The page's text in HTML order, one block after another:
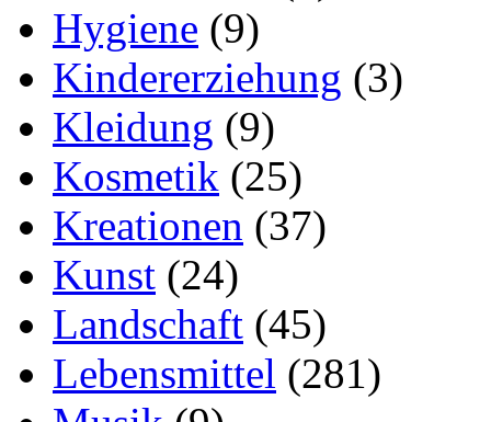
Hygiene (9)
Kindererziehung (3)
Kleidung (9)
Kosmetik (25)
Kreationen (37)
Kunst (24)
Landschaft (45)
Lebensmittel (281)